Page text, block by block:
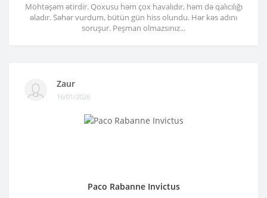
Möhtəşəm ətirdir. Qoxusu həm çox havalıdır, həm də qalıcılığı
əladır. Səhər vurdum, bütün gün hiss olundu. Hər kəs adını
soruşur. Peşman olmazsınız...
Zaur
16/01/2026
Paco Rabanne Invictus